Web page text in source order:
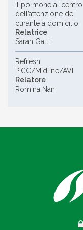
Il polmone al centro
dell’attenzione del
curante a domicilio
Relatrice
Sarah Galli
Refresh
PICC/Midline/AVI
Relatore
Romina Nani